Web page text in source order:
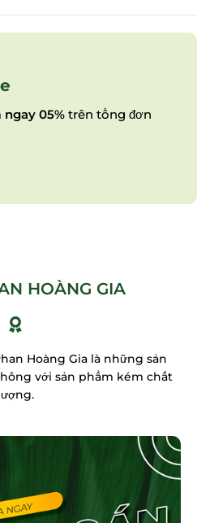
ngay 05% trên tổng đơn
HOÀNG GIA
Hoàng Gia là những sản
với sản phẩm kém chất